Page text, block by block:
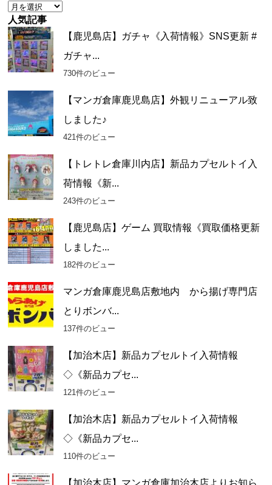
ア
ー
カ
イ
ブ
人気記事
【鹿児島店】ガチャ《入荷情報》SNS更新 #
ガチャ...
730件のビュー
【マンガ倉庫鹿児島店】外観リニューアル致
しました♪
421件のビュー
【トレトレ倉庫川内店】新品カプセルトイ入
荷情報《新...
243件のビュー
【鹿児島店】ゲーム 買取情報《買取価格更新
しました...
182件のビュー
マンガ倉庫鹿児島店敷地内 から揚げ専門店
とりボンバ...
137件のビュー
【加治木店】新品カプセルトイ入荷情報
◇《新品カプセ...
121件のビュー
【加治木店】新品カプセルトイ入荷情報
◇《新品カプセ...
110件のビュー